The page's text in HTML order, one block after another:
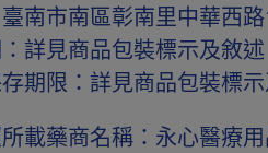
南市南區彰南里中華西
詳見商品包裝標示及敘述
期限：詳見商品包裝標
載藥商名稱：永心醫療